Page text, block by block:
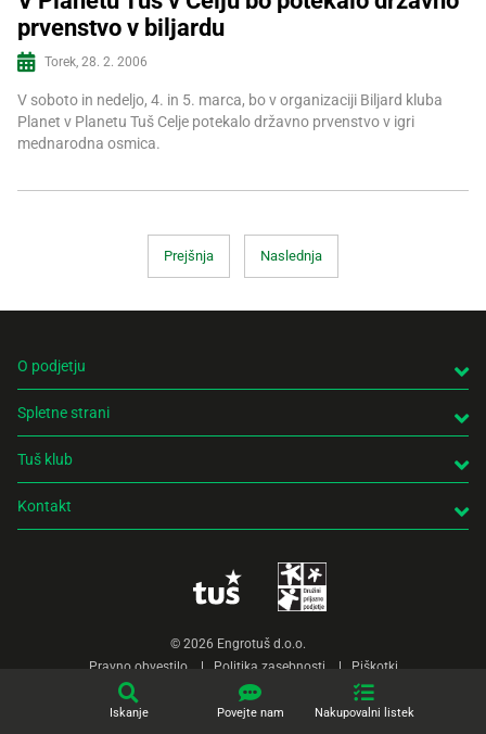
Iskanje Povejte nam Nakupovalni listek
Več informacij
prvenstvo v biljardu
Torek, 28. 2. 2006
V soboto in nedeljo, 4. in 5. marca, bo v organizaciji Biljard kluba
Planet v Planetu Tuš Celje potekalo državno prvenstvo v igri
mednarodna osmica.
Prejšnja Naslednja
O podjetju
Spletne strani
Tuš klub
Kontakt
© 2026 Engrotuš d.o.o.
Pravno obvestilo
Politika zasebnosti
Piškotki
Produkcija:Creatim